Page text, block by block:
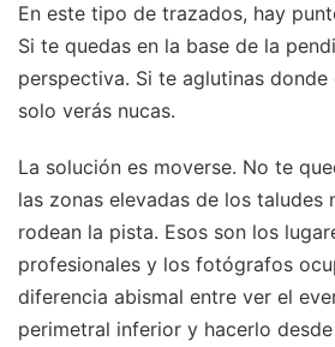
En este tipo de trazados, hay
Si te quedas en la base de la
perspectiva. Si te aglutinas
solo verás nucas.
La solución es moverse. No te
las zonas elevadas de los taludes
rodean la pista. Esos son los
profesionales y los fotógrafos
diferencia abismal entre ver el
perimetral inferior y hacerlo